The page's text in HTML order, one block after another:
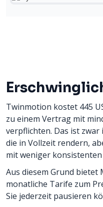
Twinmotion kostet 445
zu einem Vertrag mit
verpflichten. Das ist
die in Vollzeit rendern,
mit weniger
Aus diesem Grund bietet
monatliche Tarife zum
Sie jederzeit pausieren